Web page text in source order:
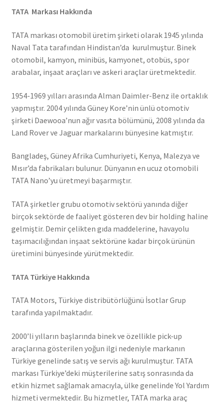
TATA Markası Hakkında
TATA markası otomobil üretim şirketi olarak 1945 yılında
Naval Tata tarafından Hindistan’da kurulmuştur. Binek
otomobil, kamyon, minibüs, kamyonet, otobüs, spor
arabalar, inşaat araçları ve askeri araçlar üretmektedir.
1954-1969 yılları arasında Alman Daimler-Benz ile ortaklık
yapmıştır. 2004 yılında Güney Kore’nin ünlü otomotiv
şirketi Daewooa’nun ağır vasıta bölümünü, 2008 yılında da
Land Rover ve Jaguar markalarını bünyesine katmıştır.
Bangladeş, Güney Afrika Cumhuriyeti, Kenya, Malezya ve
Mısır’da fabrikaları bulunur. Dünyanın en ucuz otomobili
TATA Nano’yu üretmeyi başarmıştır.
TATA şirketler grubu otomotiv sektörü yanında diğer
birçok sektörde de faaliyet gösteren dev bir holding haline
gelmiştir. Demir çelikten gıda maddelerine, havayolu
taşımacılığından inşaat sektörüne kadar birçok ürünün
üretimini bünyesinde yürütmektedir.
TATA Türkiye Hakkında
TATA Motors, Türkiye distribütörlüğünü İsotlar Grup
tarafında yapılmaktadır.
2000’li yılların başlarında binek ve özellikle pick-up
araçlarına gösterilen yoğun ilgi nedeniyle markanın
Türkiye genelinde satış ve servis ağı kurulmuştur. TATA
markası Türkiye’deki müşterilerine satış sonrasında da
etkin hizmet sağlamak amacıyla, ülke genelinde Yol Yardım
hizmeti vermektedir. Bu hizmetler, TATA marka araç